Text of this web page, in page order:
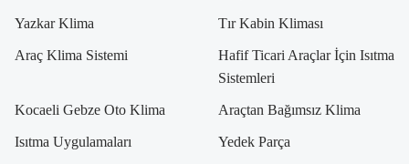
Yazkar Klima Tır Kabin Kliması
Araç Klima Sistemi
Hafif Ticari Araçlar İçin Isıtma
Sistemleri
Kocaeli Gebze Oto Klima Araçtan Bağımsız Klima
Isıtma Uygulamaları Yedek Parça